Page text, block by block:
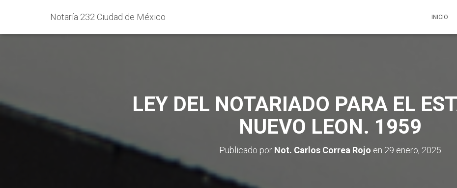
Notaría 232 Ciudad de México INICIO
LEY DEL NOTARIADO PARA EL
NUEVO LEON. 1959
Publicado por Not. Carlos Correa Rojo en 29 enero, 2025